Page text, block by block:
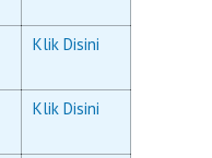
Klik Disini
Klik Disini